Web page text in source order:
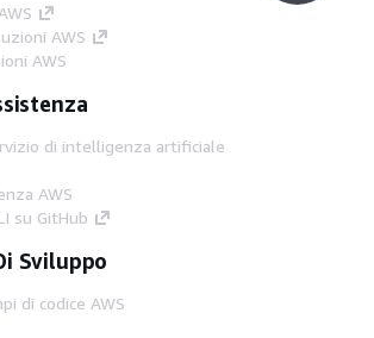
AWS
AWS
di intelligenza artificiale
AWS
su GitHub
Sviluppo
di codice AWS